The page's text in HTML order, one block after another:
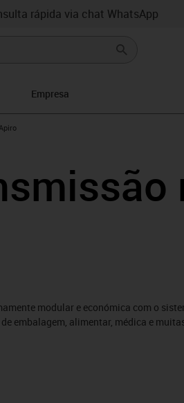
rápida via chat WhatsApp
Empresa
modular e económica com o
embalagem, alimentar, médica e